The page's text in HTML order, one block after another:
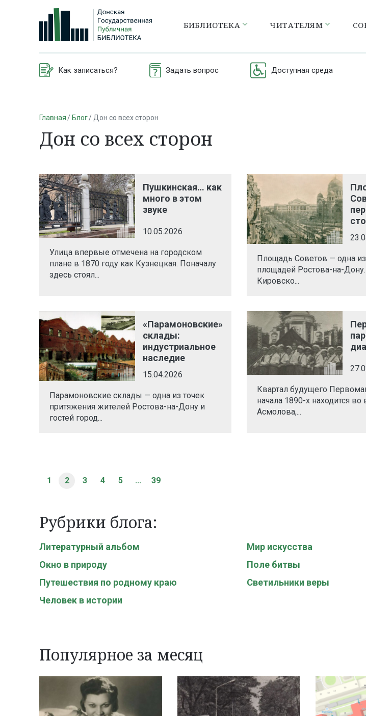
БИБЛИОТЕКА ЧИТАТЕЛЯМ
Как записаться? Задать вопрос Доступная среда
Главная Блог Дон со всех сторон
Дон со всех сторон
Пушкинская… как
много в этом
звуке
10.05.2026
Улица впервые отмечена на городском
плане в 1870 году как Кузнецкая. Поначалу
здесь стоял...
Площадь Советов — одна
площадей Ростова-на-
Кировско...
«Парамоновские»
склады:
индустриальное
наследие
15.04.2026
Парамоновские склады — одна из точек
притяжения жителей Ростова-на-Дону и
гостей город...
Квартал будущего
начала 1890-х находится
Асмолова,...
1 2 3 4 5 ... 39
Рубрики блога:
Литературный альбом
Мир искусства
Окно в природу
Поле битвы
Путешествия по родному краю
Светильники веры
Человек в истории
Популярное за месяц